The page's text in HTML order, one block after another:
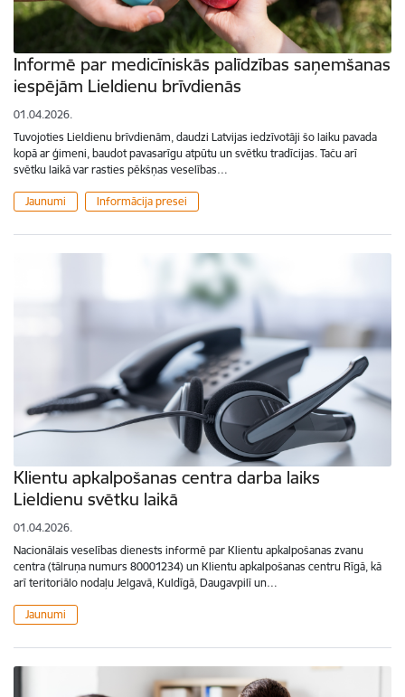
Informē par medicīniskās palīdzības saņemšanas
iespējām Lieldienu brīvdienās
01.04.2026.
Tuvojoties Lieldienu brīvdienām, daudzi Latvijas iedzīvotāji šo laiku pavada
kopā ar ģimeni, baudot pavasarīgu atpūtu un svētku tradīcijas. Taču arī
svētku laikā var rasties pēkšņas veselības…
Jaunumi Informācija presei
Klientu apkalpošanas centra darba laiks
Lieldienu svētku laikā
01.04.2026.
Nacionālais veselības dienests informē par Klientu apkalpošanas zvanu
centra (tālruņa numurs 80001234) un Klientu apkalpošanas centru Rīgā, kā
arī teritoriālo nodaļu Jelgavā, Kuldīgā, Daugavpilī un…
Jaunumi